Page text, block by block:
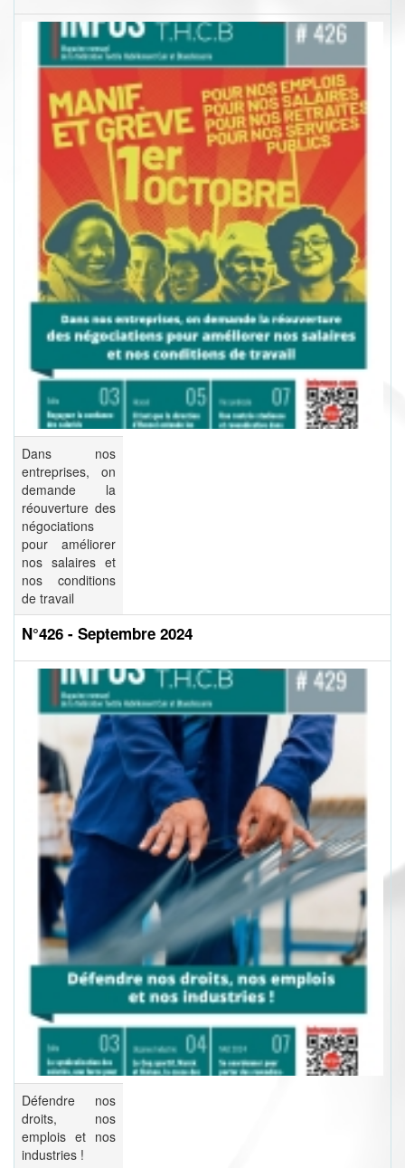
Dans nos
entreprises, on
demande la
réouverture des
négociations
pour améliorer
nos salaires et
nos conditions
de travail
N°426 - Septembre 2024
Défendre nos
droits, nos
emplois et nos
industries !